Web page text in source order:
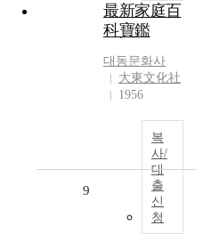
最新家庭百
科寶鑑
대동문화사
大東文化社
1956
복
사/
대
출
신
청
9